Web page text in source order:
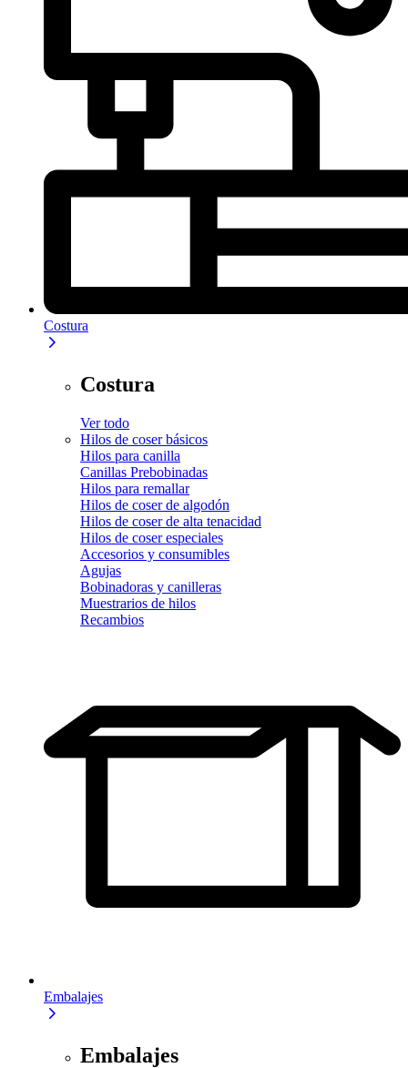
Costura
Costura
Ver todo
Hilos de coser básicos
Hilos para canilla
Canillas Prebobinadas
Hilos para remallar
Hilos de coser de algodón
Hilos de coser de alta tenacidad
Hilos de coser especiales
Accesorios y consumibles
Agujas
Bobinadoras y canilleras
Muestrarios de hilos
Recambios
Embalajes
Embalajes